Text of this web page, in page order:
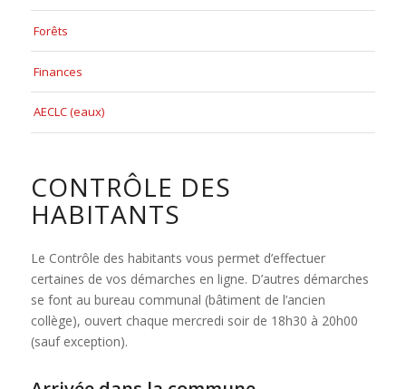
Forêts
Finances
AECLC (eaux)
CONTRÔLE DES
HABITANTS
Le Contrôle des habitants vous permet d’effectuer
certaines de vos démarches en ligne. D’autres démarches
se font au bureau communal (bâtiment de l’ancien
collège), ouvert chaque mercredi soir de 18h30 à 20h00
(sauf exception).